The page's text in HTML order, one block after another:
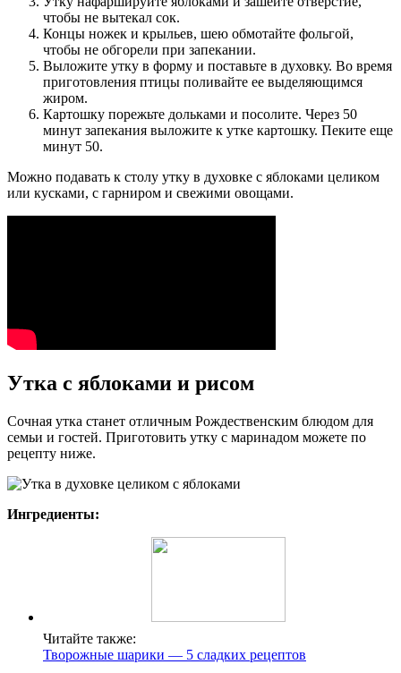
чтобы не вытекал сок.
Концы ножек и крыльев, шею обмотайте фольгой,
чтобы не обгорели при запекании.
Выложите утку в форму и поставьте в духовку. Во время
приготовления птицы поливайте ее выделяющимся
жиром.
Картошку порежьте дольками и посолите. Через 50
минут запекания выложите к утке картошку. Пеките еще
минут 50.
Можно подавать к столу утку в духовке с яблоками целиком
или кусками, с гарниром и свежими овощами.
Утка с яблоками и рисом
Сочная утка станет отличным Рождественским блюдом для
семьи и гостей. Приготовить утку с маринадом можете по
рецепту ниже.
Ингредиенты:
Читайте также:
Творожные шарики — 5 сладких рецептов